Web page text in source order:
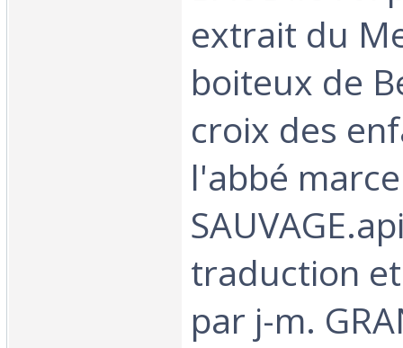
extrait du
boiteux de
croix des
l'abbé
traduction
par j-m.